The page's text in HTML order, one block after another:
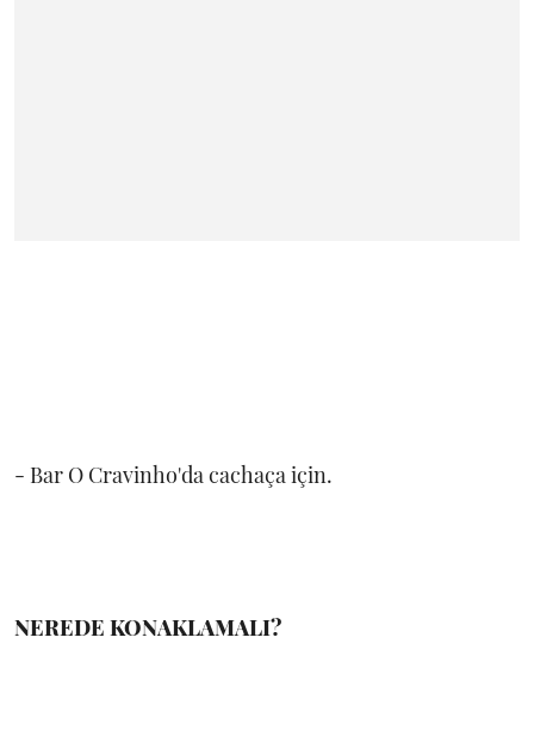
- Bar O Cravinho'da cachaça için.
NEREDE KONAKLAMALI?